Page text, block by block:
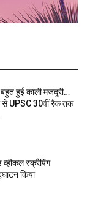
हुई काली मजदूरी…
से UPSC 30वीं रैंक तक
व्हीकल स्क्रैपिंग
किया